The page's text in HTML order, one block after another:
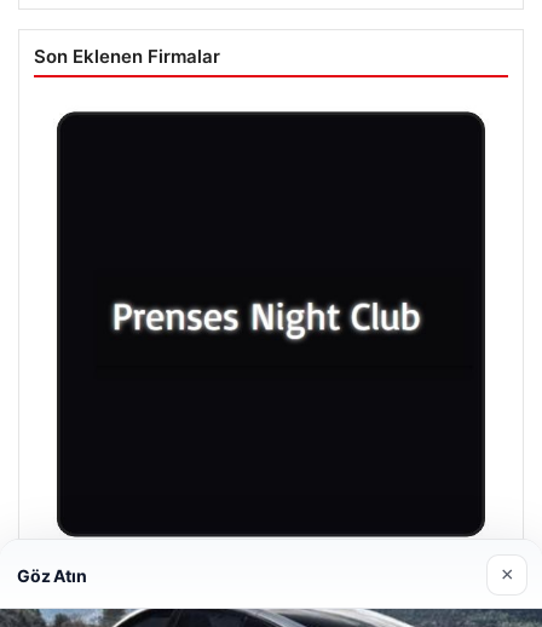
Son Eklenen Firmalar
Prenses Night Club
29/04/2026
Göz Atın ×